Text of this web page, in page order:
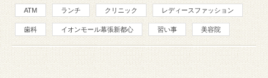
ATM ランチ クリニック レディースファッション
歯科 イオンモール幕張新都心 習い事 美容院